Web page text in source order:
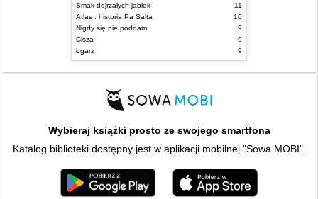
Smak dojrzałych jabłek
11
Atlas : historia Pa Salta
10
Nigdy się nie poddam
9
Cisza
9
Łgarz
9
Wybieraj książki prosto ze swojego smartfona
Katalog biblioteki dostępny jest w aplikacji mobilnej "Sowa MOBI".